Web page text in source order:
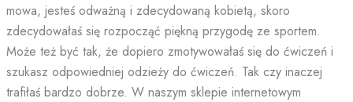
mowa, jesteś odważną i zdecydowaną kobietą, skoro
zdecydowałaś się rozpocząć piękną przygodę ze sportem.
Może też być tak, że dopiero zmotywowałaś się do ćwiczeń i
szukasz odpowiedniej odzieży do ćwiczeń. Tak czy inaczej
trafiłaś bardzo dobrze. W naszym sklepie internetowym